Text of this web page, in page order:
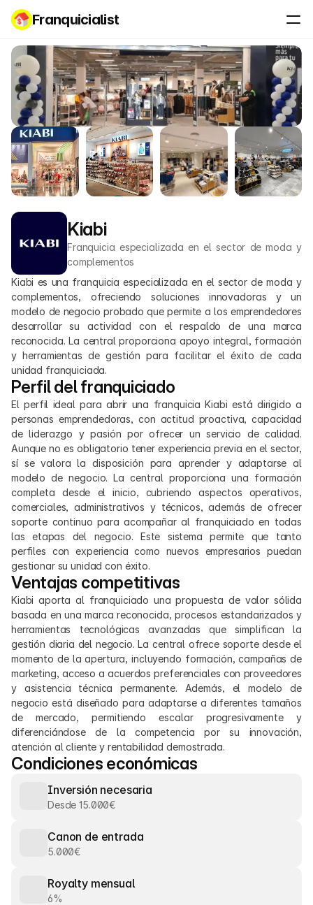
Franquicialist
Kiabi
Franquicia especializada en el sector de moda y
complementos
Kiabi es una franquicia especializada en el sector de moda y
complementos, ofreciendo soluciones innovadoras y un
modelo de negocio probado que permite a los emprendedores
desarrollar su actividad con el respaldo de una marca
reconocida. La central proporciona apoyo integral, formación
y herramientas de gestión para facilitar el éxito de cada
unidad franquiciada.
Perfil del franquiciado
El perfil ideal para abrir una franquicia Kiabi está dirigido a
personas emprendedoras, con actitud proactiva, capacidad
de liderazgo y pasión por ofrecer un servicio de calidad.
Aunque no es obligatorio tener experiencia previa en el sector,
sí se valora la disposición para aprender y adaptarse al
modelo de negocio. La central proporciona una formación
completa desde el inicio, cubriendo aspectos operativos,
comerciales, administrativos y técnicos, además de ofrecer
soporte continuo para acompañar al franquiciado en todas
las etapas del negocio. Este sistema permite que tanto
perfiles con experiencia como nuevos empresarios puedan
gestionar su unidad con éxito.
Ventajas competitivas
Kiabi aporta al franquiciado una propuesta de valor sólida
basada en una marca reconocida, procesos estandarizados y
herramientas tecnológicas avanzadas que simplifican la
gestión diaria del negocio. La central ofrece soporte desde el
momento de la apertura, incluyendo formación, campañas de
marketing, acceso a acuerdos preferenciales con proveedores
y asistencia técnica permanente. Además, el modelo de
negocio está diseñado para adaptarse a diferentes tamaños
de mercado, permitiendo escalar progresivamente y
diferenciándose de la competencia por su innovación,
atención al cliente y rentabilidad demostrada.
Condiciones económicas
Inversión necesaria
Desde 15.000€
Canon de entrada
5.000€
Royalty mensual
6%